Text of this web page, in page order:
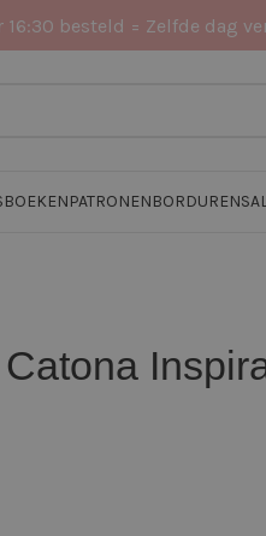
16:30 besteld = Zelfde dag
BOEKENPATRONENBORDUREN